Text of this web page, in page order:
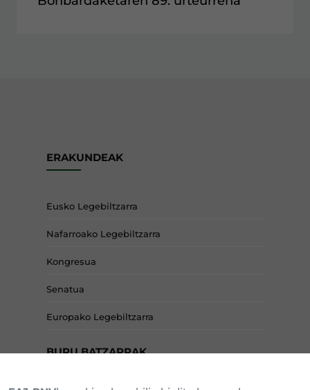
ERAKUNDEAK
Eusko Legebiltzarra
Nafarroako Legebiltzarra
Kongresua
Senatua
Europako Legebiltzarra
BURU BATZARRAK